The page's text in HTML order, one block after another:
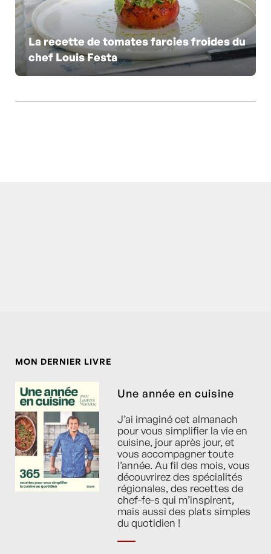
La recette de tomates farcies froides du
chef Louis Festa
MON DERNIER LIVRE
Une année en cuisine
J’ai imaginé cet almanach
pour vous simplifier la vie en
cuisine, jour après jour, et
vous accompagner toute
l’année. Au fil des mois, vous
découvrirez des spécialités
régionales, des recettes de
chef-fe-s qui m’inspirent,
mais aussi des plats simples
du quotidien !